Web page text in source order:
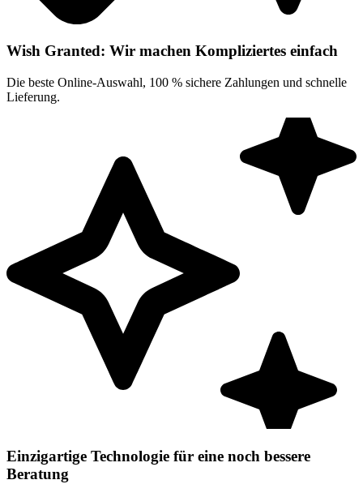
Wish Granted: Wir machen Kompliziertes einfach
Die beste Online-Auswahl, 100 % sichere Zahlungen und schnelle
Lieferung.
Einzigartige Technologie für eine noch bessere
Beratung